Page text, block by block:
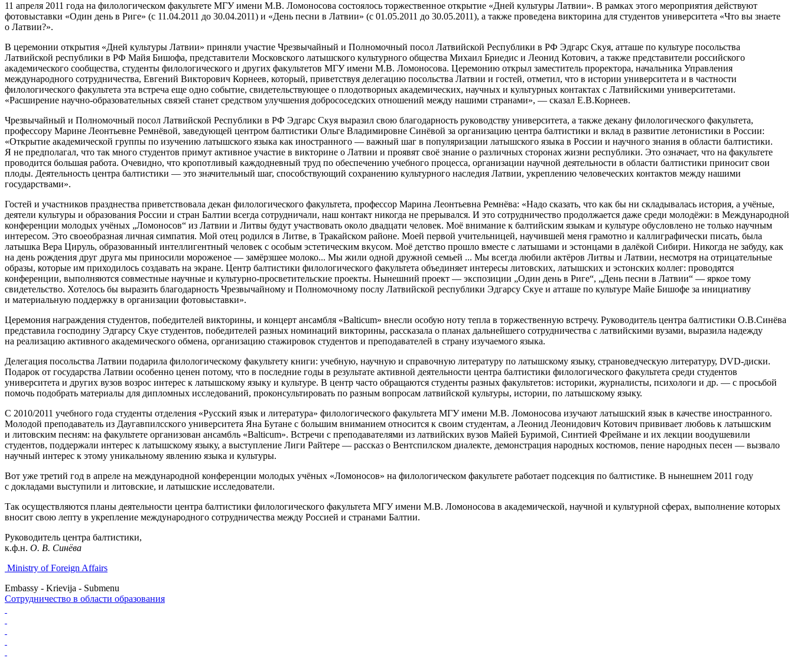
11 апреля 2011 года на филологическом факультете МГУ имени М.В. Ломоносова состоялось торжественное открытие «Дней культуры Латвии». В рамках этого мероприятия действуют
фотовыставки «Один день в Риге» (с 11.04.2011 до 30.04.2011) и «День песни в Латвии» (с 01.05.2011 до 30.05.2011), а также проведена викторина для студентов университета «Что вы знаете
о Латвии?».
В церемонии открытия «Дней культуры Латвии» приняли участие Чрезвычайный и Полномочный посол Латвийской Республики в РФ Эдгарс Скуя, атташе по культуре посольства
Латвийской республики в РФ Майя Бишофа, представители Московского латышского культурного общества Михаил Бриедис и Леонид Котович, а также представители российского
академического сообщества, студенты филологического и других факультетов МГУ имени М.В. Ломоносова. Церемонию открыл заместитель проректора, начальника Управления
международного сотрудничества, Евгений Викторович Корнеев, который, приветствуя делегацию посольства Латвии и гостей, отметил, что в истории университета и в частности
филологического факультета эта встреча еще одно событие, свидетельствующее о плодотворных академических, научных и культурных контактах с Латвийскими университетами.
«Расширение научно-образовательных связей станет средством улучшения добрососедских отношений между нашими странами», — сказал Е.В.Корнеев.
Чрезвычайный и Полномочный посол Латвийской Республики в РФ Эдгарс Скуя выразил свою благодарность руководству университета, а также декану филологического факультета,
профессору Марине Леонтьевне Ремнёвой, заведующей центром балтистики Ольге Владимировне Синёвой за организацию центра балтистики и вклад в развитие летонистики в России:
«Открытие академической группы по изучению латышского языка как иностранного — важный шаг в популяризации латышского языка в России и научного знания в области балтистики.
Я не предполагал, что так много студентов примут активное участие в викторине о Латвии и проявят своё знание о различных сторонах жизни республики. Это означает, что на факультете
проводится большая работа. Очевидно, что кропотливый каждодневный труд по обеспечению учебного процесса, организации научной деятельности в области балтистики приносит свои
плоды. Деятельность центра балтистики — это значительный шаг, способствующий сохранению культурного наследия Латвии, укреплению человеческих контактов между нашими
государствами».
Гостей и участников празднества приветствовала декан филологического факультета, профессор Марина Леонтьевна Ремнёва: «Надо сказать, что как бы ни складывалась история, а учёные,
деятели культуры и образования России и стран Балтии всегда сотрудничали, наш контакт никогда не прерывался. И это сотрудничество продолжается даже среди молодёжи: в Международной
конференции молодых учёных „Ломоносов“ из Латвии и Литвы будут участвовать около двадцати человек. Моё внимание к балтийским языкам и культуре обусловлено не только научным
интересом. Это своеобразная личная симпатия. Мой отец родился в Литве, в Тракайском районе. Моей первой учительницей, научившей меня грамотно и каллиграфически писать, была
латышка Вера Цируль, образованный интеллигентный человек с особым эстетическим вкусом. Моё детство прошло вместе с латышами и эстонцами в далёкой Сибири. Никогда не забуду, как
на день рождения друг друга мы приносили мороженое — замёрзшее молоко... Мы жили одной дружной семьей ... Мы всегда любили актёров Литвы и Латвии, несмотря на отрицательные
образы, которые им приходилось создавать на экране. Центр балтистики филологического факультета объединяет интересы литовских, латышских и эстонских коллег: проводятся
конференции, выполняются совместные научные и культурно-просветительские проекты. Нынешний проект — экспозиции „Один день в Риге“, „День песни в Латвии“ — яркое тому
свидетельство. Хотелось бы выразить благодарность Чрезвычайному и Полномочному послу Латвийской республики Эдгарсу Скуе и атташе по культуре Майе Бишофе за инициативу
и материальную поддержку в организации фотовыставки».
Церемония награждения студентов, победителей викторины, и концерт ансамбля «Balticum» внесли особую ноту тепла в торжественную встречу. Руководитель центра балтистики О.В.Синёва
представила господину Эдгарсу Скуе студентов, победителей разных номинаций викторины, рассказала о планах дальнейшего сотрудничества с латвийскими вузами, выразила надежду
на реализацию активного академического обмена, организацию стажировок студентов и преподавателей в страну изучаемого языка.
Делегация посольства Латвии подарила филологическому факультету книги: учебную, научную и справочную литературу по латышскому языку, страноведческую литературу, DVD-диски.
Подарок от государства Латвии особенно ценен потому, что в последние годы в результате активной деятельности центра балтистики филологического факультета среди студентов
университета и других вузов возрос интерес к латышскому языку и культуре. В центр часто обращаются студенты разных факультетов: историки, журналисты, психологи и др. — с просьбой
помочь подобрать материалы для дипломных исследований, проконсультировать по разным вопросам латвийской культуры, истории, по латышскому языку.
С 2010/2011 учебного года студенты отделения «Русский язык и литература» филологического факультета МГУ имени М.В. Ломоносова изучают латышский язык в качестве иностранного.
Молодой преподаватель из Даугавпилсcкого университета Яна Бутане с большим вниманием относится к своим студентам, а Леонид Леонидович Котович прививает любовь к латышским
и литовским песням: на факультете организован ансамбль «Balticum». Встречи с преподавателями из латвийских вузов Майей Буримой, Синтией Фреймане и их лекции воодушевили
студентов, поддержали интерес к латышскому языку, а выступление Лиги Райтере — рассказ о Вентспилском диалекте, демонстрация народных костюмов, пение народных песен — вызвало
научный интерес к этому уникальному явлению языка и культуры.
Вот уже третий год в апреле на международной конференции молодых учёных «Ломоносов» на филологическом факультете работает подсекция по балтистике. В нынешнем 2011 году
с докладами выступили и литовские, и латышские исследователи.
Так осуществляются планы деятельности центра балтистики филологического факультета МГУ имени М.В. Ломоносова в академической, научной и культурной сферах, выполнение которых
вносит свою лепту в укрепление международного сотрудничества между Россией и странами Балтии.
Руководитель центра балтистики,
к.ф.н. О. В. Синёва
Ministry of Foreign Affairs
Embassy - Krievija - Submenu
Cотрудничество в области образования